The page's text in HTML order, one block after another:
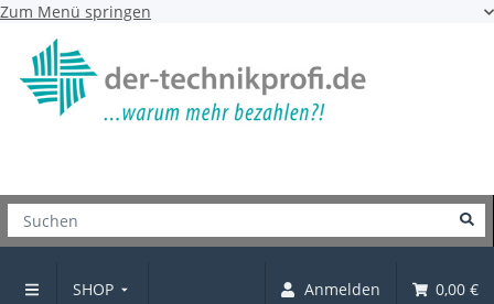
Zum Menü springen
SHOP Anmelden 0,00 €
Eindrehmuffen